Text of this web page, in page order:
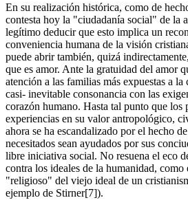
En su realización histórica, como de
contesta hoy la "ciudadanía social" de la
legítimo deducir que esto implica un
conveniencia humana de la visión
puede abrir también, quizá
que es amor. Ante la gratuidad del amor
atención a las familias más expuestas a la
casi- inevitable consonancia con las
corazón humano. Hasta tal punto que los
experiencias en su valor antropológico,
ahora se ha escandalizado por el hecho
necesitados sean ayudados por sus
libre iniciativa social. No resuena el eco
contra los ideales de la humanidad, como
"religioso" del viejo ideal de un
ejemplo de Stirner[7]).